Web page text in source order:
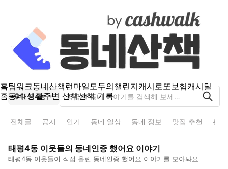
홈팀워크동네산책런마일모두의챌린지캐시로또보험캐시딜
홈동네 생활주변 산책산책 기록
태평4동
전체글 공지 인기 동네 일상 동네 정보 맛집 추천 분
태평4동 이웃들의 동네인증 했어요 이야기
태평4동 이웃들이 직접 올린 동네인증 했어요 이야기를 모아봐요